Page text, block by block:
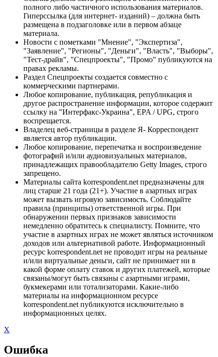
полного либо частичного использования материалов.
Гиперссылка (для интернет- изданий) – должна быть
размещена в подзаголовке или в первом абзаце
материала.
Новости с пометками "Мнение", "Экспертиза",
"Заявление", "Регионы", "Деньги", "Власть", "Выборы",
"Тест-драйв", "Спецпроекты", "Промо" публикуются на
правах рекламы.
Раздел Спецпроекты создается совместно с
коммерческими партнерами.
Любое копирование, публикация, републикация и
другое распространение информации, которое содержит
ссылку на "Интерфакс-Украина", EPA / UPG, строго
воспрещается.
Владелец веб-страницы в разделе Я- Корреспондент
является автор публикации.
Любое копирование, перепечатка и воспроизведение
фотографий и/или аудиовизуальных материалов,
принадлежащих правообладателю Getty Images, строго
запрещено.
Материалы сайта korrespondent.net предназначены для
лиц старше 21 года (21+). Участие в азартных играх
может вызвать игровую зависимость. Соблюдайте
правила (принципы) ответственной игры. При
обнаружении первых признаков зависимости
немедленно обратитесь к специалисту. Помните, что
участие в азартных играх не может являться источником
доходов или альтернативой работе. Информационный
ресурс korrespondent.net не проводит игры на реальные
и/или виртуальные деньги, сайт не принимает ни в
какой форме оплату ставок и других платежей, которые
связаны/могут быть связаны с азартными играми,
букмекерами или тотализаторами. Какие-либо
материалы на информационном ресурсе
korrespondent.net публикуются исключительно в
информационных целях.
X
Ошибка